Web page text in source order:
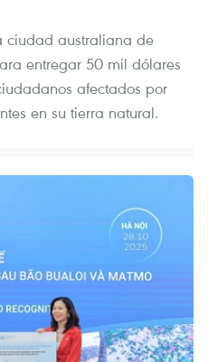
ciudad australiana de
entregar 50 mil dólares
afectados por
en su tierra natural.